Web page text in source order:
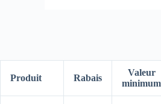
Produit Rabais
Valeur
minimum